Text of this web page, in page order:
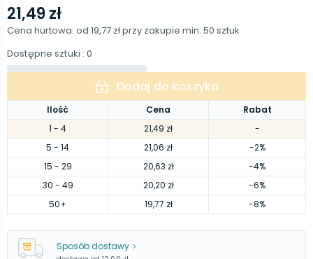
Ilość Cena
Rabat
1 - 4 21,49 zł
-
5 - 14 21,06 zł
-2%
15 - 29 20,63 zł
-4%
30 - 49 20,20 zł
-6%
50+ 19,77 zł -8%
21,49 zł
Cena hurtowa: od 19,77 złprzy zakupie min. 50 sztuk
Dostępne sztuki : 0
Dodaj do koszyka
Sposób dostawy